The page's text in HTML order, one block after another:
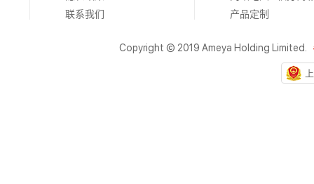
联系我们
产品定制
Copyright © 2019 Ameya Holding Limited.